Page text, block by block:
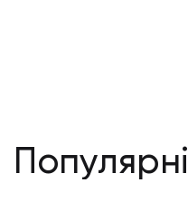
Популярні